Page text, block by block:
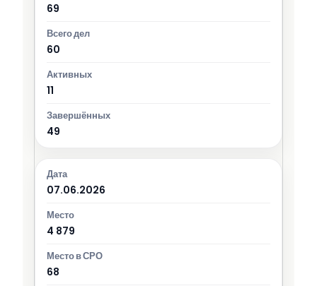
69
60
11
49
07.06.2026
4 879
68